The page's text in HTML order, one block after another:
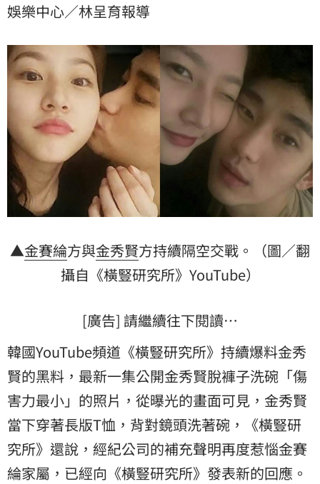
娛樂中心／林呈育報導
▲金賽綸方與金秀賢方持續隔空交戰。（圖／翻
攝自《橫豎研究所》YouTube）
[廣告] 請繼續往下閱讀…
韓國YouTube頻道《橫豎研究所》持續爆料金秀
賢的黑料，最新一集公開金秀賢脫褲子洗碗「傷
害力最小」的照片，從曝光的畫面可見，金秀賢
當下穿著長版T恤，背對鏡頭洗著碗，《橫豎研
究所》還說，經紀公司的補充聲明再度惹惱金賽
綸家屬，已經向《橫豎研究所》發表新的回應。